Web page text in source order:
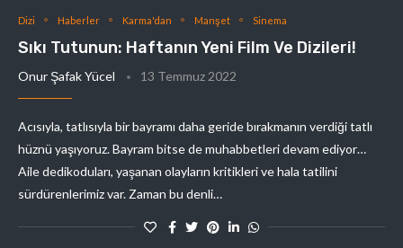
Dizi Haberler Karma'dan Manşet Sinema
Sıkı Tutunun: Haftanın Yeni Film Ve Dizileri!
Onur Şafak Yücel 13 Temmuz 2022
Acısıyla, tatlısıyla bir bayramı daha geride bırakmanın verdiği tatlı
hüznü yaşıyoruz. Bayram bitse de muhabbetleri devam ediyor…
Aile dedikoduları, yaşanan olayların kritikleri ve hala tatilini
sürdürenlerimiz var. Zaman bu denli…